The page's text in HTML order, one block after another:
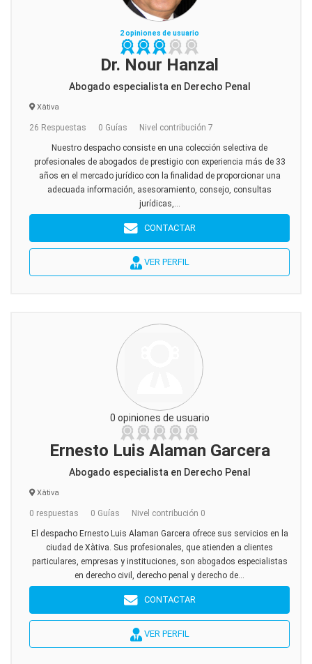
2 opiniones de usuario
Dr. Nour Hanzal
Abogado especialista en Derecho Penal
Xàtiva
26 Respuestas 0 Guías Nivel contribución 7
Nuestro despacho consiste en una colección selectiva de
profesionales de abogados de prestigio con experiencia más de 33
años en el mercado jurídico con la finalidad de proporcionar una
adecuada información, asesoramiento, consejo, consultas
jurídicas,...
CONTACTAR
VER PERFIL
0 opiniones de usuario
Ernesto Luis Alaman Garcera
Abogado especialista en Derecho Penal
Xàtiva
0 respuestas 0 Guías Nivel contribución 0
El despacho Ernesto Luis Alaman Garcera ofrece sus servicios en la
ciudad de Xàtiva. Sus profesionales, que atienden a clientes
particulares, empresas y instituciones, son abogados especialistas
en derecho civil, derecho penal y derecho de...
CONTACTAR
VER PERFIL